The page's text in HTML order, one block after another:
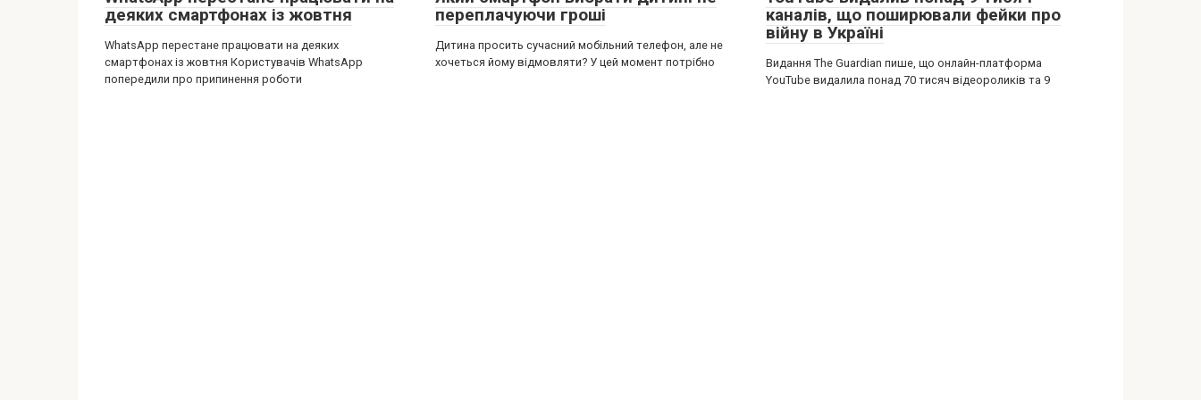
деяких смартфонах із жовтня
WhatsApp перестане працювати на деяких
смартфонах із жовтня Користувачів WhatsApp
попередили про припинення роботи
переплачуючи гроші
Дитина просить сучасний мобільний телефон, але не
хочеться йому відмовляти? У цей момент потрібно
каналів, що поширювали фейки про
війну в Україні
Видання The Guardian пише, що онлайн-платформа
YouTube видалила понад 70 тисяч відеороликів та 9